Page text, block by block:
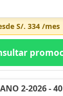
S/. 334/mes
2-2026 - 40